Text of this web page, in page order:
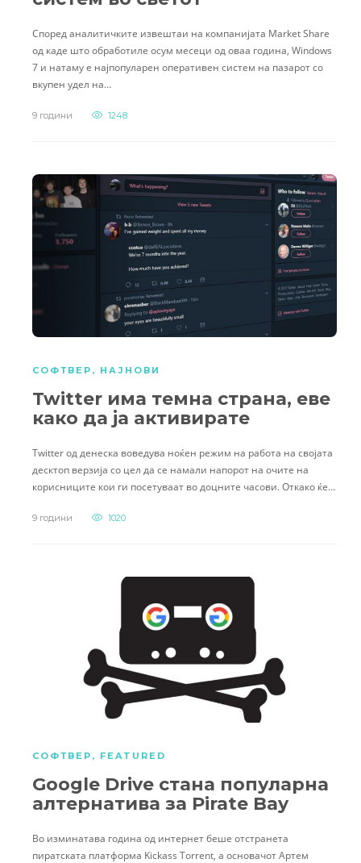
Според аналитичките извештаи на компанијата Market Share
од каде што обработиле осум месеци од оваа година, Windows
7 и натаму е најпопуларен оперативен систем на пазарот со
вкупен удел на…
9 години 1248
СОФТВЕР , НАЈНОВИ
Twitter има темна страна, еве
како да ја активирате
Twitter од денеска воведува ноќен режим на работа на својата
десктоп верзија со цел да се намали напорот на очите на
корисниците кои ги посетуваат во доцните часови. Откако ќе…
9 години 1020
СОФТВЕР , FEATURED
Google Drive стана популарна
алтернатива за Pirate Bay
Во изминатава година од интернет беше отстранета
пиратската платформа Kickass Torrent, а основачот Артем